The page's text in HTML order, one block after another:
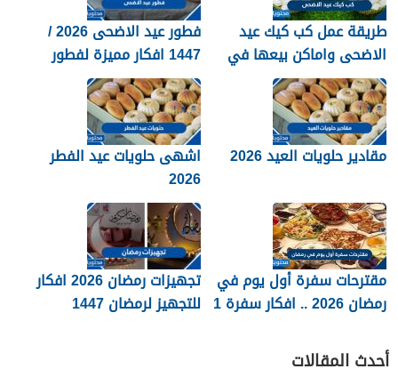
طريقة عمل كب كيك عيد
الاضحى واماكن بيعها في
السعودية 2026 / 1447
فطور عيد الاضحى 2026 /
1447 افكار مميزة لفطور
العيد
مقادير حلويات العيد 2026
اشهى حلويات عيد الفطر
2026
مقترحات سفرة أول يوم في
رمضان 2026 .. افكار سفرة 1
تجهيزات رمضان 2026 افكار
للتجهيز لرمضان 1447
أحدث المقالات